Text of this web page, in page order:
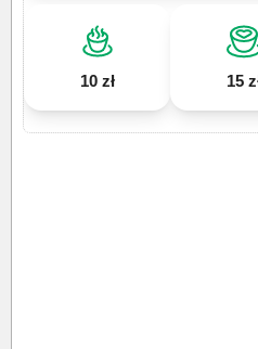
10 zł 15